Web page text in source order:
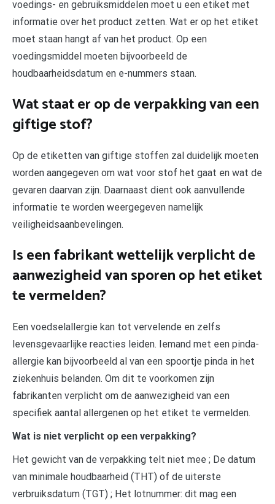
voedings- en gebruiksmiddelen moet u een etiket met
informatie over het product zetten. Wat er op het etiket
moet staan hangt af van het product. Op een
voedingsmiddel moeten bijvoorbeeld de
houdbaarheidsdatum en e-nummers staan.
Wat staat er op de verpakking van een
giftige stof?
Op de etiketten van giftige stoffen zal duidelijk moeten
worden aangegeven om wat voor stof het gaat en wat de
gevaren daarvan zijn. Daarnaast dient ook aanvullende
informatie te worden weergegeven namelijk
veiligheidsaanbevelingen.
Is een fabrikant wettelijk verplicht de
aanwezigheid van sporen op het etiket
te vermelden?
Een voedselallergie kan tot vervelende en zelfs
levensgevaarlijke reacties leiden. Iemand met een pinda-
allergie kan bijvoorbeeld al van een spoortje pinda in het
ziekenhuis belanden. Om dit te voorkomen zijn
fabrikanten verplicht om de aanwezigheid van een
specifiek aantal allergenen op het etiket te vermelden.
Wat is niet verplicht op een verpakking?
Het gewicht van de verpakking telt niet mee ; De datum
van minimale houdbaarheid (THT) of de uiterste
verbruiksdatum (TGT) ; Het lotnummer: dit mag een